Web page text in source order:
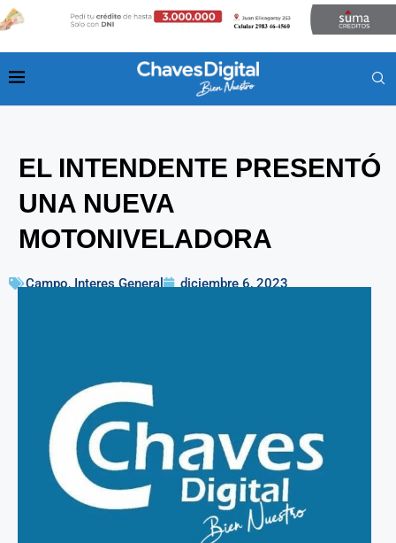
EL INTENDENTE PRESENTÓ
UNA NUEVA
MOTONIVELADORA
Campo, Interes General diciembre 6, 2023